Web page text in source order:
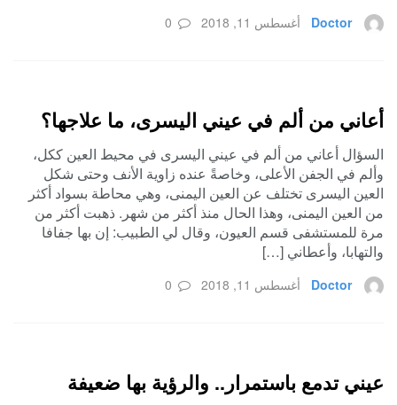
Doctor أغسطس 11, 2018 0
أعاني من ألم في عيني اليسرى، ما علاجها؟
السؤال أعاني من ألم في عيني اليسرى في محيط العين ككل،
وألم في الجفن الأعلى، وخاصةً عنده زاوية الأنف وحتى شكل
العين اليسرى تختلف عن العين اليمنى، وهي محاطة بسواد أكثر
من العين اليمنى، وهذا الحال منذ أكثر من شهر. ذهبت أكثر من
مرة للمستشفى قسم العيون، وقال لي الطبيب: إن بها جفافا
والتهابا، وأعطاني […]
Doctor أغسطس 11, 2018 0
عيني تدمع باستمرار.. والرؤية بها ضعيفة